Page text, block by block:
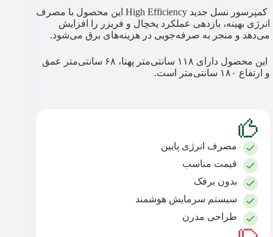
کمپرسور نسل جدید High Efficiency این محصول با مصرف
انرژی بهینه، بازدهی عملکرد یخچال و فریزر را افزایش
می‌دهد و منجر به صرفه‌جویی در هزینه‌های برق می‌شود.
این محصول دارای ۱۱۸ سانتی‌متر پهنا، ۶۸ سانتی‌متر عمق
و ارتفاع ۱۸۰ سانتی‌متر است.
مصرف انرژی پایین
قیمت مناسب
بدون برفک
سیستم سرمایش هوشمند
طراحی مدرن